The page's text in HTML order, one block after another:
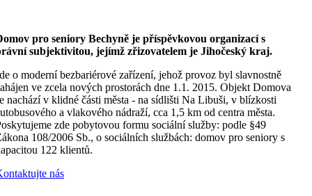
pro seniory Bechyně je příspěvkovou organizací s
subjektivitou, jejímž zřizovatelem je Jihočeský kraj.
o moderní bezbariérové zařízení, jehož provoz byl slavnostně
ve zcela nových prostorách dne 1.1. 2015. Objekt Domova
nachází v klidné části města - na sídlišti Na Libuši, v blízkosti
a vlakového nádraží, cca 1,5 km od centra města.
zde pobytovou formu sociální služby: podle §49
108/2006 Sb., o sociálních službách: domov pro seniory s
122 klientů.
nás